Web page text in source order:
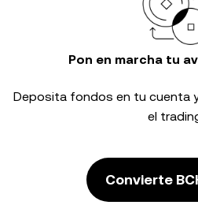
Pon en marcha tu
Deposita fondos en tu cuenta
el
Convierte